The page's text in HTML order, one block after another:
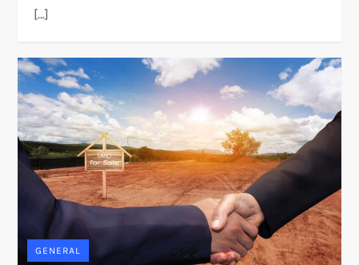
[…]
GENERAL